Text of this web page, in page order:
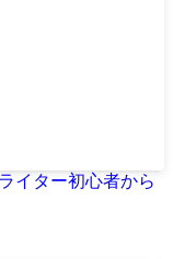
イター初心者から